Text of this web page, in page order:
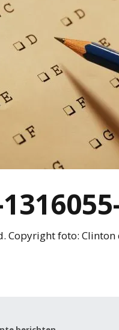
Copyright foto: Clinton